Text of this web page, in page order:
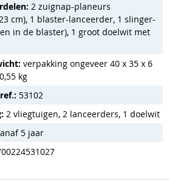
2 zuignap-planeurs
cm), 1 blaster-lanceerder, 1 slinger-
in de blaster), 1 groot doelwit met
verpakking ongeveer 40 x 35 x 6
kg
53102
2 vliegtuigen, 2 lanceerders, 1 doelwit
5 jaar